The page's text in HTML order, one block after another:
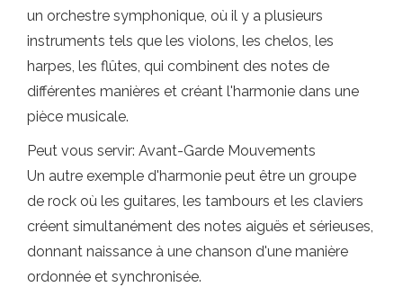
un orchestre symphonique, où il y a plusieurs
instruments tels que les violons, les chelos, les
harpes, les flûtes, qui combinent des notes de
différentes manières et créant l'harmonie dans une
pièce musicale.
Peut vous servir: Avant-Garde Mouvements
Un autre exemple d'harmonie peut être un groupe
de rock où les guitares, les tambours et les claviers
créent simultanément des notes aiguës et sérieuses,
donnant naissance à une chanson d'une manière
ordonnée et synchronisée.